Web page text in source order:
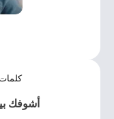
أشوفك